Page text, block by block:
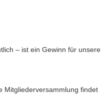
– ist ein Gewinn für unsere
Mitgliederversammlung findet